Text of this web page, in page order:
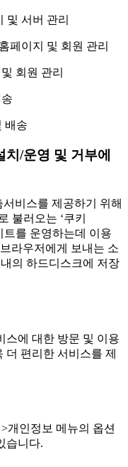
및 서버 관리
페이지 및 회원 관리
회원 관리
배송
/운영 및 거부에
비스를 제공하기 위해
불러오는 ‘쿠키
트를 운영하는데 이용
라우저에게 보내는 소
의 하드디스크에 저장
스에 대한 방문 및 이용
더 편리한 서비스를 제
개인정보 메뉴의 옵션
습니다.